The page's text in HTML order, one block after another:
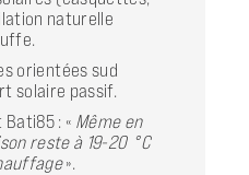
naturelle
orientées sud
solaire passif.
: « Même en
reste à 19-20 °C
».